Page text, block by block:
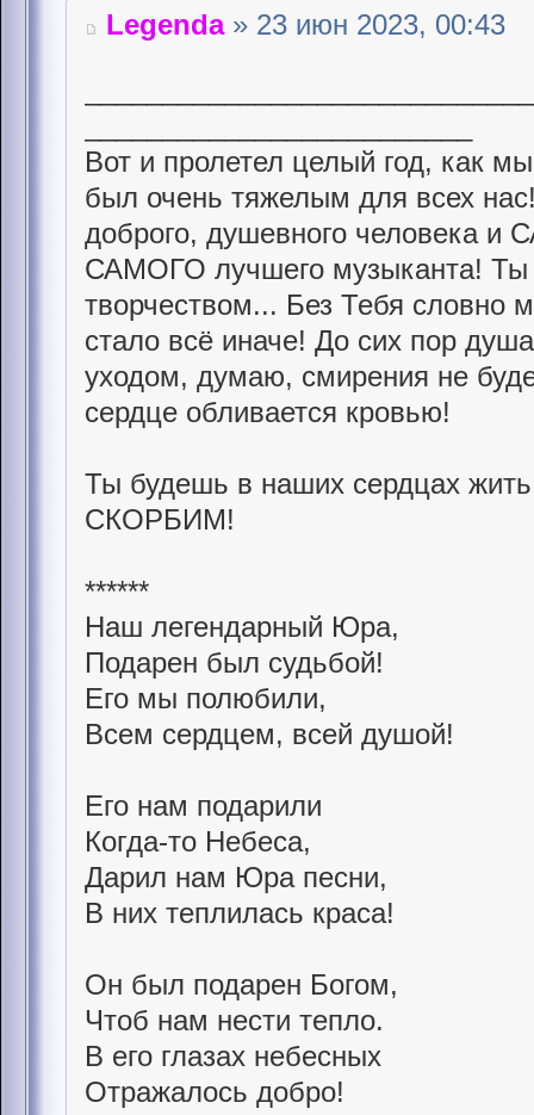
Legenda» 23 июн 2023, 00:43
Вот и пролетел целый год, как
был очень тяжелым для всех
доброго, душевного человека
САМОГО лучшего музыканта! Ты
творчеством... Без Тебя словно
стало всё иначе! До сих пор
уходом, думаю, смирения не
сердце обливается кровью!
Ты будешь в наших сердцах
СКОРБИМ!
******
Наш легендарный Юра,
Подарен был судьбой!
Его мы полюбили,
Всем сердцем, всей душой!
Его нам подарили
Когда-то Небеса,
Дарил нам Юра песни,
В них теплилась краса!
Он был подарен Богом,
Чтоб нам нести тепло.
В его глазах небесных
Отражалось добро!